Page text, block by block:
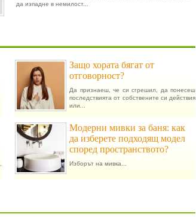
да изпадне в немилост...
Защо хората бягат от
отговорност?
Да признаеш, че си сгрешил, да понесеш
последствията от собствените си действия
или...
Модерни мивки за баня: как
да изберете подходящ модел
според пространството?
Изборът на мивка...